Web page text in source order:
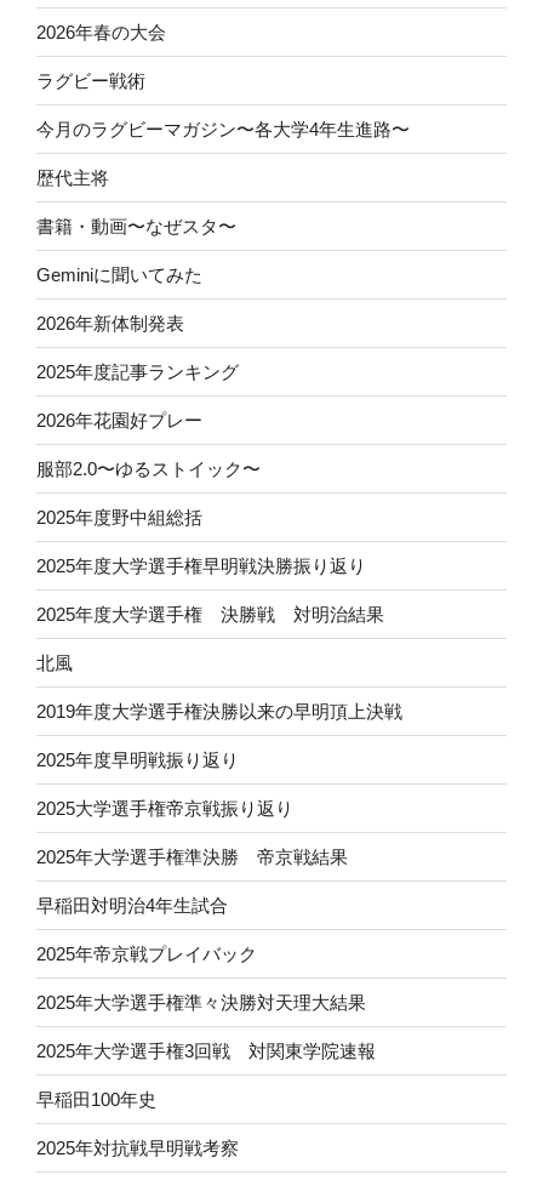
2026年春の大会
ラグビー戦術
今月のラグビーマガジン〜各大学4年生進路〜
歴代主将
書籍・動画〜なぜスタ〜
Geminiに聞いてみた
2026年新体制発表
2025年度記事ランキング
2026年花園好プレー
服部2.0〜ゆるストイック〜
2025年度野中組総括
2025年度大学選手権早明戦決勝振り返り
2025年度大学選手権 決勝戦 対明治結果
北風
2019年度大学選手権決勝以来の早明頂上決戦
2025年度早明戦振り返り
2025大学選手権帝京戦振り返り
2025年大学選手権準決勝 帝京戦結果
早稲田対明治4年生試合
2025年帝京戦プレイバック
2025年大学選手権準々決勝対天理大結果
2025年大学選手権3回戦 対関東学院速報
早稲田100年史
2025年対抗戦早明戦考察